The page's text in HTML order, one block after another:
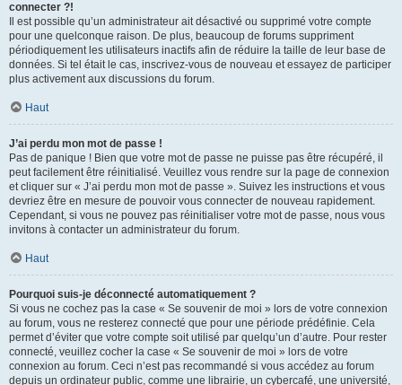
connecter ?!
Il est possible qu’un administrateur ait désactivé ou supprimé votre compte
pour une quelconque raison. De plus, beaucoup de forums suppriment
périodiquement les utilisateurs inactifs afin de réduire la taille de leur base de
données. Si tel était le cas, inscrivez-vous de nouveau et essayez de participer
plus activement aux discussions du forum.
Haut
J’ai perdu mon mot de passe !
Pas de panique ! Bien que votre mot de passe ne puisse pas être récupéré, il
peut facilement être réinitialisé. Veuillez vous rendre sur la page de connexion
et cliquer sur « J’ai perdu mon mot de passe ». Suivez les instructions et vous
devriez être en mesure de pouvoir vous connecter de nouveau rapidement.
Cependant, si vous ne pouvez pas réinitialiser votre mot de passe, nous vous
invitons à contacter un administrateur du forum.
Haut
Pourquoi suis-je déconnecté automatiquement ?
Si vous ne cochez pas la case « Se souvenir de moi » lors de votre connexion
au forum, vous ne resterez connecté que pour une période prédéfinie. Cela
permet d’éviter que votre compte soit utilisé par quelqu’un d’autre. Pour rester
connecté, veuillez cocher la case « Se souvenir de moi » lors de votre
connexion au forum. Ceci n’est pas recommandé si vous accédez au forum
depuis un ordinateur public, comme une librairie, un cybercafé, une université,